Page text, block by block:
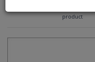
product